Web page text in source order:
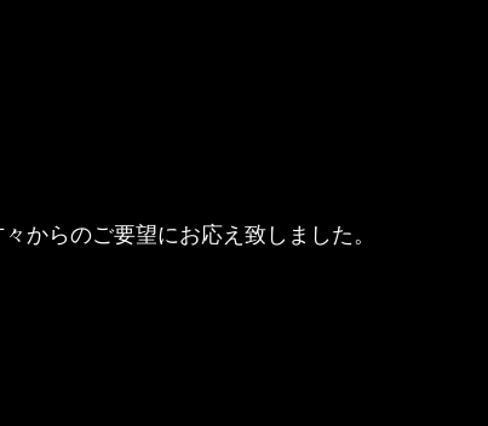
からのご要望にお応え致しました。